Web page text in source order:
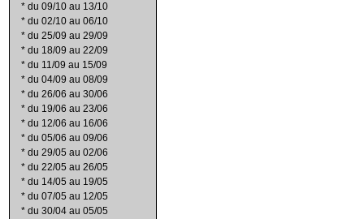
* du 09/10 au 13/10
* du 02/10 au 06/10
* du 25/09 au 29/09
* du 18/09 au 22/09
* du 11/09 au 15/09
* du 04/09 au 08/09
* du 26/06 au 30/06
* du 19/06 au 23/06
* du 12/06 au 16/06
* du 05/06 au 09/06
* du 29/05 au 02/06
* du 22/05 au 26/05
* du 14/05 au 19/05
* du 07/05 au 12/05
* du 30/04 au 05/05